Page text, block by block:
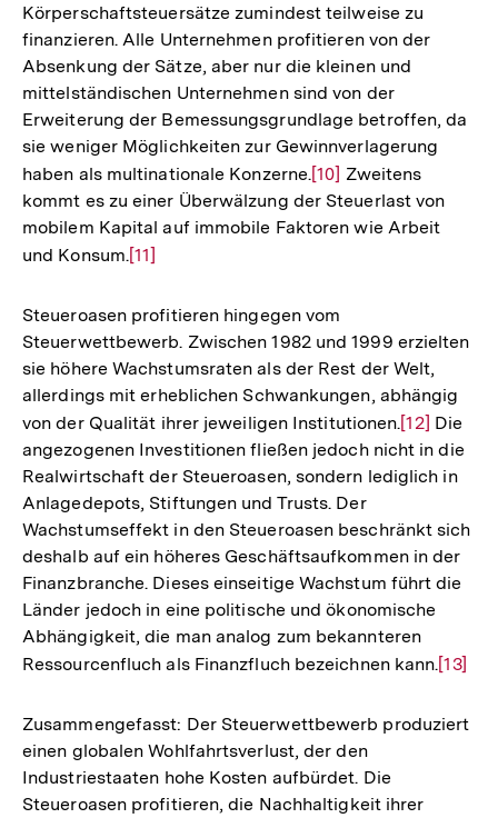
Körperschaftsteuersätze zumindest teilweise zu
finanzieren. Alle Unternehmen profitieren von der
Absenkung der Sätze, aber nur die kleinen und
mittelständischen Unternehmen sind von der
Erweiterung der Bemessungsgrundlage betroffen, da
sie weniger Möglichkeiten zur Gewinnverlagerung
haben als multinationale Konzerne.Zur
Auflösung
der
[10] Zweitens
kommt es zu einer Überwälzung der Steuerlast von
mobilem Kapital auf immobile Faktoren wie Arbeit
und Konsum.Zur
der
Fußnote
[11]
Steueroasen profitieren hingegen vom
Steuerwettbewerb. Zwischen 1982 und 1999 erzielten
sie höhere Wachstumsraten als der Rest der Welt,
allerdings mit erheblichen Schwankungen, abhängig
von der Qualität ihrer jeweiligen Institutionen.Zur
Auflösung
der
[12] Die
angezogenen Investitionen fließen jedoch nicht in die
Realwirtschaft der Steueroasen, sondern lediglich in
Anlagedepots, Stiftungen und Trusts. Der
Wachstumseffekt in den Steueroasen beschränkt sich
deshalb auf ein höheres Geschäftsaufkommen in der
Finanzbranche. Dieses einseitige Wachstum führt die
Länder jedoch in eine politische und ökonomische
Abhängigkeit, die man analog zum bekannteren
Ressourcenfluch als Finanzfluch bezeichnen kann.Zur
der
[13]
Zusammengefasst: Der Steuerwettbewerb produziert
einen globalen Wohlfahrtsverlust, der den
Industriestaaten hohe Kosten aufbürdet. Die
Steueroasen profitieren, die Nachhaltigkeit ihrer